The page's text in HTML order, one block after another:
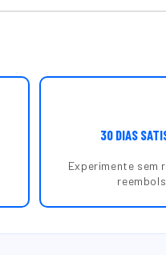
30 DIAS
Experimente sem